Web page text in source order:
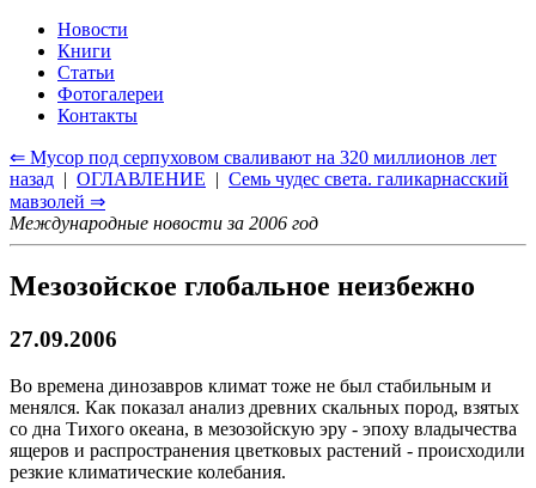
Новости
Книги
Статьи
Фотогалереи
Контакты
⇐ Мусор под cерпуховом сваливают на 320 миллионов лет
назад | ОГЛАВЛЕНИЕ | Семь чудес света. галикарнасский
мавзолей ⇒
Международные новости за 2006 год
Мезозойское глобальное неизбежно
27.09.2006
Во времена динозавров климат тоже не был стабильным и
менялся. Как показал анализ древних скальных пород, взятых
со дна Тихого океана, в мезозойскую эру - эпоху владычества
ящеров и распространения цветковых растений - происходили
резкие климатические колебания.